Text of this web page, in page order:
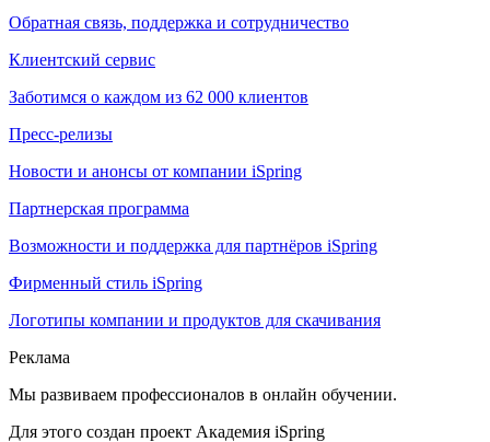
Обратная связь, поддержка и сотрудничество
Клиентский сервис
Заботимся о каждом из 62 000 клиентов
Пресс-релизы
Новости и анонсы от компании iSpring
Партнерская программа
Возможности и поддержка для партнёров iSpring
Фирменный стиль iSpring
Логотипы компании и продуктов для скачивания
Реклама
Мы развиваем профессионалов в онлайн обучении.
Для этого создан проект Академия iSpring